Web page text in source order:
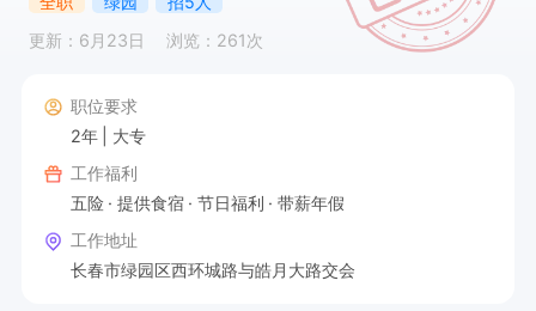
更新：6月23日
浏览：261次
职位要求
2年
大专
工作福利
五险
提供食宿 节日福利
带薪年假
工作地址
长春市绿园区西环城路与皓月大路交会